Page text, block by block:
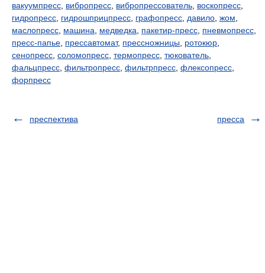
вакуумпресс вибропресс вибропрессователь воскопресс
гидропресс гидрошприцпресс графопресс давило жом
маслопресс машина медведка пакетир-пресс пневмопресс
пресс-папье прессавтомат, прессножницы ротокюр
сенопресс соломопресс термопресс тюкователь
фальцпресс фильтропресс фильтрпресс флексопресс
форпресс
преспектива пресса